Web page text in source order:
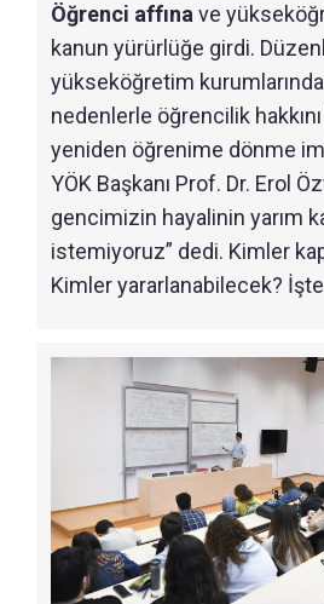
Öğrenci affınave
kanun yürürlüğe girdi.
yükseköğretim
nedenlerle öğrencilik
yeniden öğrenime dönme
YÖK Başkanı Prof. Dr. Erol
gencimizin hayalinin yarım
istemiyoruz” dedi. Kimler
Kimler yararlanabilecek?